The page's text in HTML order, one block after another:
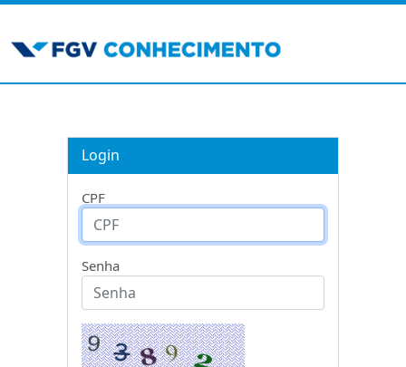
Login
CPF
Senha